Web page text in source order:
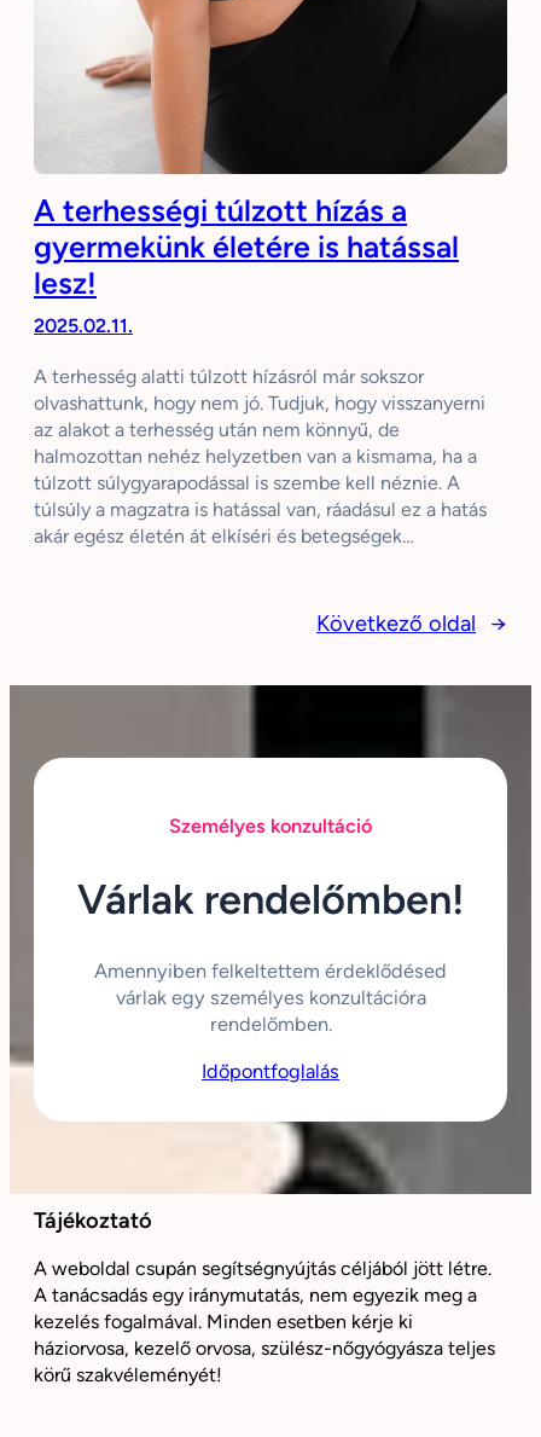
A terhességi túlzott hízás a
gyermekünk életére is hatással
lesz!
2025.02.11.
A terhesség alatti túlzott hízásról már sokszor
olvashattunk, hogy nem jó. Tudjuk, hogy visszanyerni
az alakot a terhesség után nem könnyű, de
halmozottan nehéz helyzetben van a kismama, ha a
túlzott súlygyarapodással is szembe kell néznie. A
túlsúly a magzatra is hatással van, ráadásul ez a hatás
akár egész életén át elkíséri és betegségek…
Következő oldal →
Személyes konzultáció
Várlak rendelőmben!
Amennyiben felkeltettem érdeklődésed
várlak egy személyes konzultációra
rendelőmben.
Időpontfoglalás
Tájékoztató
A weboldal csupán segítségnyújtás céljából jött létre.
A tanácsadás egy iránymutatás, nem egyezik meg a
kezelés fogalmával. Minden esetben kérje ki
háziorvosa, kezelő orvosa, szülész-nőgyógyásza teljes
körű szakvéleményét!